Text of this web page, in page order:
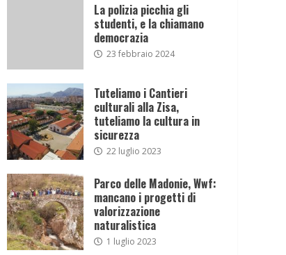
La polizia picchia gli
studenti, e la chiamano
democrazia
23 febbraio 2024
Tuteliamo i Cantieri
culturali alla Zisa,
tuteliamo la cultura in
sicurezza
22 luglio 2023
Parco delle Madonie, Wwf:
mancano i progetti di
valorizzazione
naturalistica
1 luglio 2023